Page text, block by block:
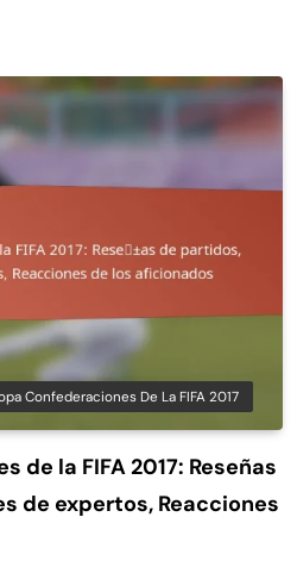
Confederaciones De La FIFA 2017
de la FIFA 2017: Reseñas
de expertos, Reacciones